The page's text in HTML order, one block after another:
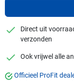
checkmark
Direct uit
verzonden
checkmark
Ook vrijwel alle
Officieel ProFit